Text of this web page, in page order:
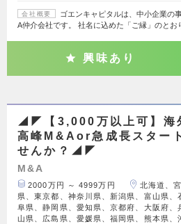
会社概要
ゴエンキャピタルは、中小企業の
A仲介会社です。 社名に込めた「ご縁」のとお
興味あり
◢◤【3,000万以上可】海
高峰M&Aor急成長スター
せんか？◢◤
M&A
2000万円 ～ 4999万円
北海道、
県、東京都、神奈川県、新潟県、富山県、
阜県、静岡県、愛知県、京都府、大阪府、
山県、広島県、愛媛県、福岡県、熊本県、